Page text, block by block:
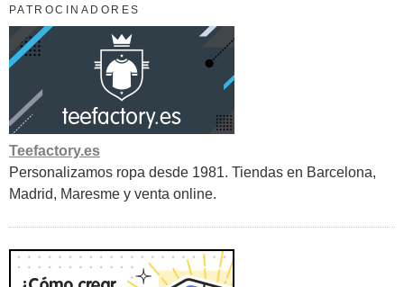
PATROCINADORES
Teefactory.es
Personalizamos ropa desde 1981. Tiendas en Barcelona,
Madrid, Maresme y venta online.